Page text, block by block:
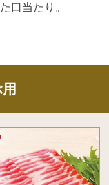
口当たり。